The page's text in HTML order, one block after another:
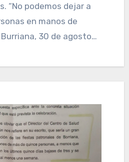
“No podemos dejar a
en manos de
30 de agosto…